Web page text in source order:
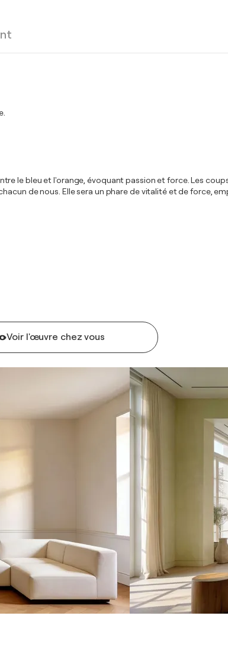
Voir l'œuvre chez vous
le bleu et l'orange, évoquant passion et force. Les
de nous. Elle sera un phare de vitalité et de force,